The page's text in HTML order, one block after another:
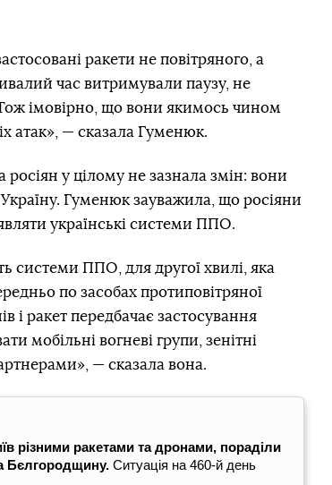
ракети не повітряного, а
час витримували паузу, не
імовірно, що вони якимось чином
атак», — сказала Гуменюк.
у цілому не зазнала змін: вони
Гуменюк зауважила, що росіяни
українські системи ППО.
системи ППО, для другої хвилі, яка
по засобах протиповітряної
і ракет передбачає застосування
мобільні вогневі групи, зенітні
— сказала вона.
різними ракетами та дронами, пораділи
Бєлгородщину. Ситуація на 460-й день